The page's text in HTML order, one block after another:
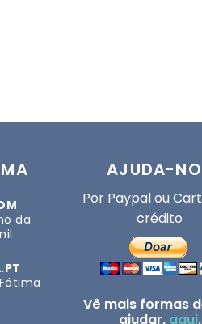
da
AJUDA-
Por Paypal ou
crédito
Vê mais formas
ajudar, aqui.